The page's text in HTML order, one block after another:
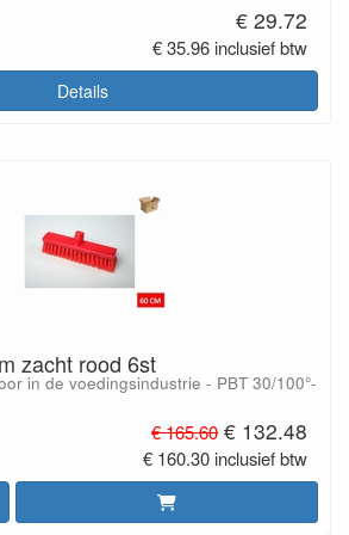
€ 29.72
€ 35.96 inclusief btw
Details
zacht rood 6st
in de voedingsindustrie - PBT 30/100°-
€ 165.60 € 132.48
€ 160.30 inclusief btw